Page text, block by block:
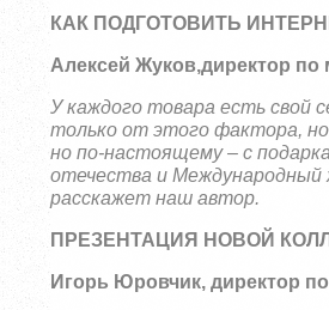
КАК ПОДГОТОВИТЬ
Алексей Жуков,директор по
У каждого товара есть свой
только от этого фактора, но
но по-настоящему – с
отечества и Международный
расскажет наш автор.
ПРЕЗЕНТАЦИЯ НОВОЙ
Игорь Юровчик, директор